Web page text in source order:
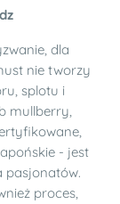
dla
nie tworzy
splotu i
mullberry,
- jest
pasjonatów.
proces,